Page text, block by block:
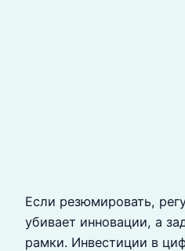
Если резюмировать,
убивает инновации, а
рамки. Инвестиции в